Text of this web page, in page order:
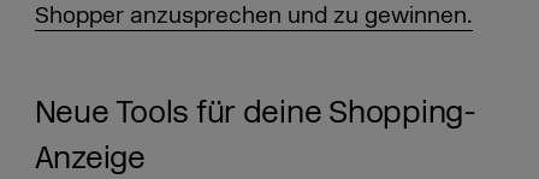
Shopper anzusprechen und zu gewinnen.
Neue Tools für deine Shopping-
Anzeige